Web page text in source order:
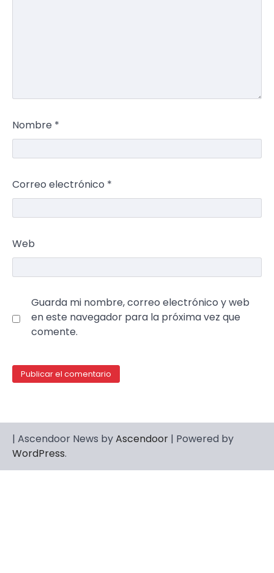
Nombre *
Correo electrónico *
Web
Guarda mi nombre, correo electrónico y web
en este navegador para la próxima vez que
comente.
| Ascendoor News byAscendoor | Powered by
WordPress.